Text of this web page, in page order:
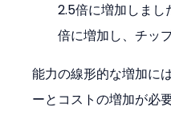
2.5倍に増加しまし
倍に増加し、チッ
能力の線形的な増加に
ーとコストの増加が必